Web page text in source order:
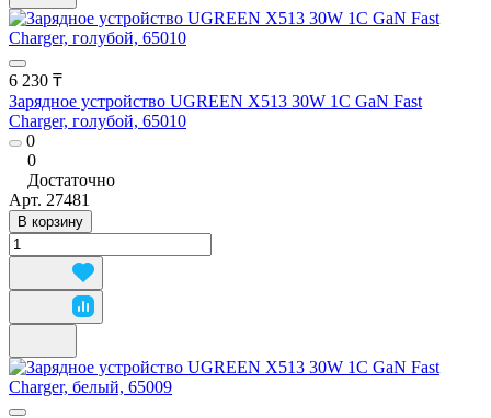
6 230 ₸
Зарядное устройство UGREEN X513 30W 1C GaN Fast
Charger, голубой, 65010
0
0
Достаточно
Арт. 27481
В корзину